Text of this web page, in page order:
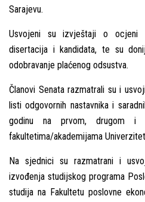
Sarajevu.
Usvojeni su izvještaji o ocjeni
disertacija i kandidata, te su
odobravanje plaćenog odsustva.
Članovi Senata razmatrali su i
listi odgovornih nastavnika i
godinu na prvom, drugom i
fakultetima/akademijama
Na sjednici su razmatrani i
izvođenja studijskog programa
studija na Fakultetu poslovne